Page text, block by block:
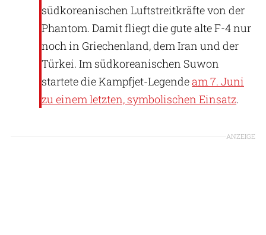
südkoreanischen Luftstreitkräfte von der
Phantom. Damit fliegt die gute alte F-4 nur
noch in Griechenland, dem Iran und der
Türkei. Im südkoreanischen Suwon
startete die Kampfjet-Legendeam 7. Juni
zu einem letzten, symbolischen Einsatz.
ANZEIGE